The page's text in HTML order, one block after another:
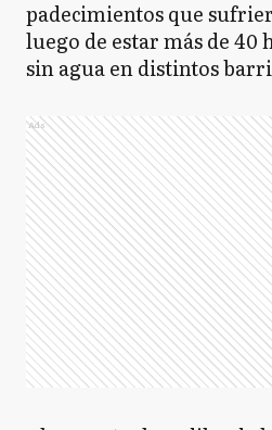
padecimientos que
luego de estar más de 40
sin agua en distintos
Ads